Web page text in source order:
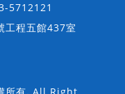
5712121
工程五館437室